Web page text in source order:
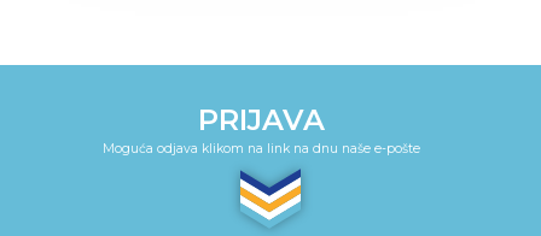
PRIJAVA
Moguća odjava klikom na link na dnu naše e-pošte